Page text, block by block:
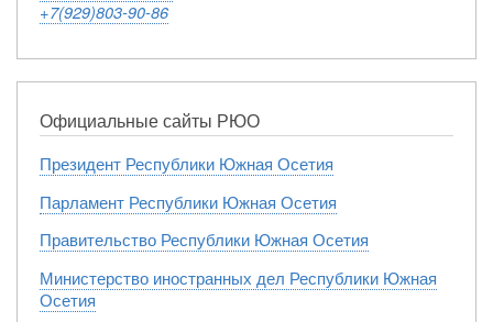
+7(929)803-90-86
Официальные сайты РЮО
Президент Республики Южная Осетия
Парламент Республики Южная Осетия
Правительство Республики Южная Осетия
Министерство иностранных дел Республики Южная
Осетия